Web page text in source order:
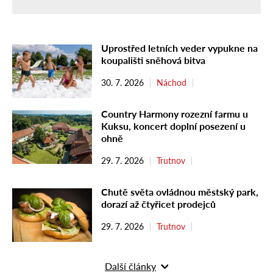
Uprostřed letních veder vypukne na
koupališti sněhová bitva
30. 7. 2026 Náchod
Country Harmony rozezní farmu u
Kuksu, koncert doplní posezení u
ohně
29. 7. 2026 Trutnov
Chutě světa ovládnou městský park,
dorazí až čtyřicet prodejců
29. 7. 2026 Trutnov
Další články